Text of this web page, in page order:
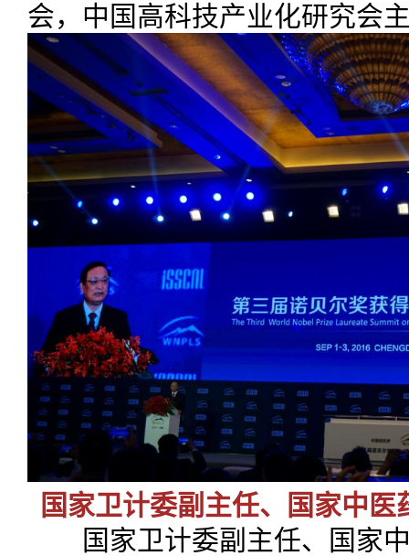
会，中国高科技产业化研究会
国家卫计委副主任、国家中
国家卫计委副主任、国家中